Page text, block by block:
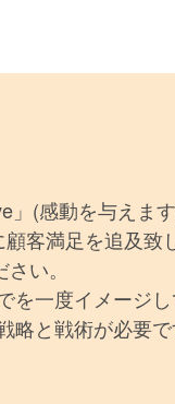
(感動を与えま
客満足を追及致
い。
を一度イメージ
と戦術が必要